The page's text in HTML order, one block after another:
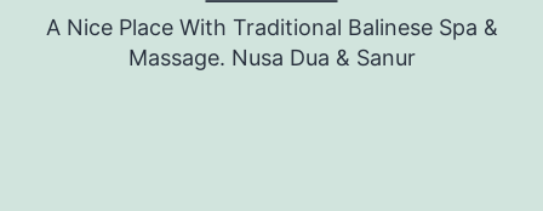
A Nice Place With Traditional Balinese Spa &
Massage. Nusa Dua & Sanur